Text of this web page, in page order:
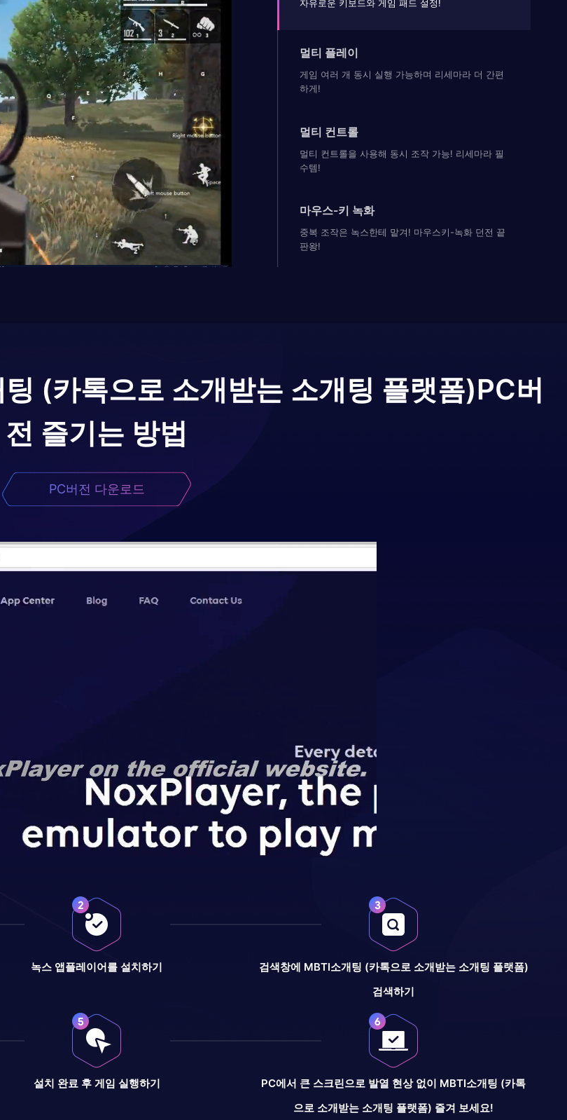
자유로운 키보드와 게임 패드 설정!
멀티 플레이
게임 여러 개 동시 실행 가능하며 리세마라 더 간편
하게!
멀티 컨트롤
멀티 컨트롤을 사용해 동시 조작 가능! 리세마라 필
수템!
마우스-키 녹화
중복 조작은 녹스한테 맡겨! 마우스키-녹화 던전 끝
판왕!
(카톡으로 소개받는 소개팅 플랫폼)PC버
전 즐기는 방법
PC버전 다운로드
녹스 앱플레이어를 설치하기
검색창에 MBTI소개팅 (카톡으로 소개받는 소개팅 플랫폼)
검색하기
설치 완료 후 게임 실행하기
PC에서 큰 스크린으로 발열 현상 없이 MBTI소개팅 (카톡
으로 소개받는 소개팅 플랫폼) 즐겨 보세요!